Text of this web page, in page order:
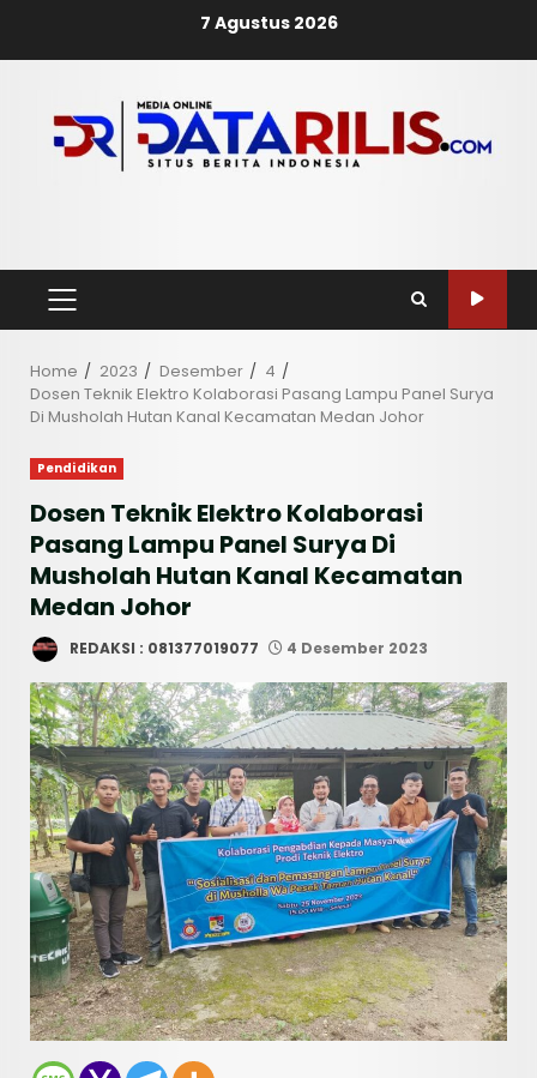
7 Agustus 2026
PRIMARY
MENU
Home 2023 Desember
4
Dosen Teknik Elektro Kolaborasi Pasang Lampu Panel Surya
Di Musholah Hutan Kanal Kecamatan Medan Johor
Pendidikan
Dosen Teknik Elektro Kolaborasi
Pasang Lampu Panel Surya Di
Musholah Hutan Kanal Kecamatan
Medan Johor
REDAKSI : 081377019077 4 Desember 2023